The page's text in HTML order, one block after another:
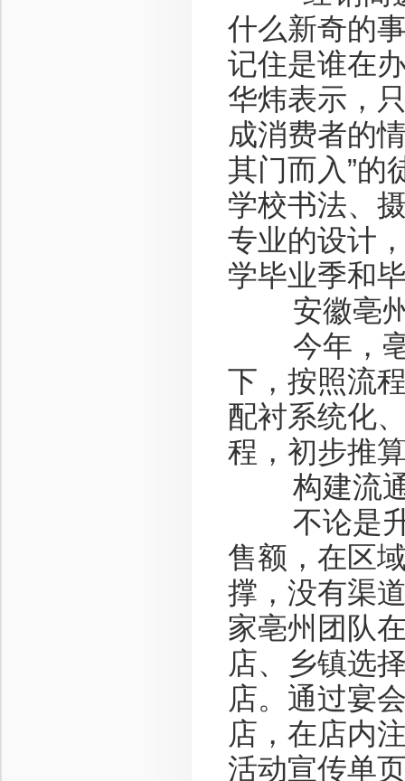
什么新奇的
记住是谁在
华炜表示，
成消费者的
其门而入”的
学校书法、
专业的设计
学毕业季和
安徽亳州
今年，亳
下，按照流
配衬系统化
程，初步推
构建流通
不论是升
售额，在区
撑，没有渠
家亳州团队
店、乡镇选
店。通过宴
店，在店内
活动宣传单